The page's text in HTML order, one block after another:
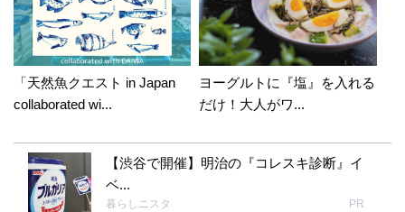
「天然魚クエスト in Japan
collaborated wi...
ヨーグルトに『塩』を入れる
だけ！大人がワ...
【渋谷で開催】明治の『コレスキ診断』イ
ベ...
暮らしニスタ PR